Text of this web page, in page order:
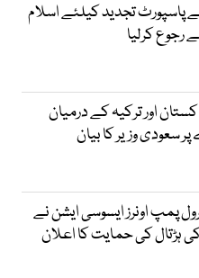
پاسپورٹ تجدید کیلئے اسلام
رجوع کرلیا
اور ترکیہ کے درمیان
سعودی وزیر کا بیان
پمپ اونرز ایسوسی ایشن نے
کی ہڑتال کی حمایت کا اعلان